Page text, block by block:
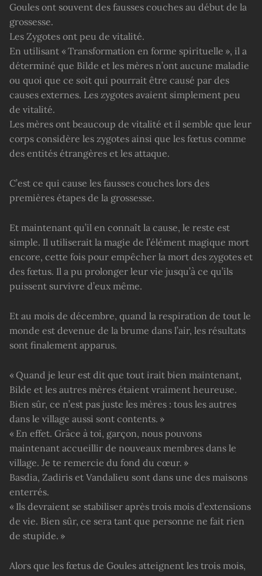
Goules ont souvent des fausses couches au début de la
grossesse.
Les Zygotes ont peu de vitalité.
En utilisant « Transformation en forme spirituelle », il a
déterminé que Bilde et les mères n’ont aucune maladie
ou quoi que ce soit qui pourrait être causé par des
causes externes. Les zygotes avaient simplement peu
de vitalité.
Les mères ont beaucoup de vitalité et il semble que leur
corps considère les zygotes ainsi que les fœtus comme
des entités étrangères et les attaque.
C’est ce qui cause les fausses couches lors des
premières étapes de la grossesse.
Et maintenant qu’il en connaît la cause, le reste est
simple. Il utiliserait la magie de l’élément magique mort
encore, cette fois pour empêcher la mort des zygotes et
des fœtus. Il a pu prolonger leur vie jusqu’à ce qu’ils
puissent survivre d’eux même.
Et au mois de décembre, quand la respiration de tout le
monde est devenue de la brume dans l’air, les résultats
sont finalement apparus.
« Quand je leur est dit que tout irait bien maintenant,
Bilde et les autres mères étaient vraiment heureuse.
Bien sûr, ce n’est pas juste les mères : tous les autres
dans le village aussi sont contents. »
« En effet. Grâce à toi, garçon, nous pouvons
maintenant accueillir de nouveaux membres dans le
village. Je te remercie du fond du cœur. »
Basdia, Zadiris et Vandalieu sont dans une des maisons
enterrés.
« Ils devraient se stabiliser après trois mois d’extensions
de vie. Bien sûr, ce sera tant que personne ne fait rien
de stupide. »
Alors que les fœtus de Goules atteignent les trois mois,